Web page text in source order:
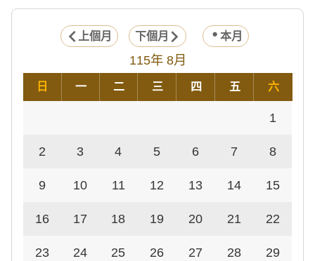
上個月 下個月 本月
115年 8月
日 一 二 三 四 五 六
1
2 3 4 5 6 7 8
9 10 11 12 13 14 15
16 17 18 19 20 21 22
23 24 25 26 27 28 29